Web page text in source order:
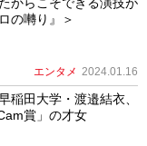
の囀り』＞
エンタメ 2024.01.16
稲田大学・渡邉結衣、
賞」の才女